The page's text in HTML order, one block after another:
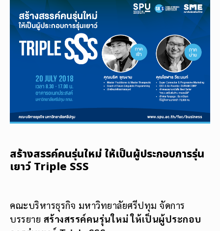
สร้างสรรค์คนรุ่นใหม่ ให้เป็นผู้ประกอบการรุ่น
เยาว์ Triple SSS
คณะบริหารธุรกิจ มหาวิทยาลัยศรีปทุม จัดการ
บรรยาย สร้างสรรค์คนรุ่นใหม่ ให้เป็นผู้ประกอบ